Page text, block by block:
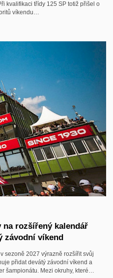
kvalifikaci třídy 125 SP totiž přišel o
víkendu…
rozšířený kalendář
závodní víkend
sezoně 2027 výrazně rozšířit svůj
přidat devátý závodní víkend a
šampionátu. Mezi okruhy, které…